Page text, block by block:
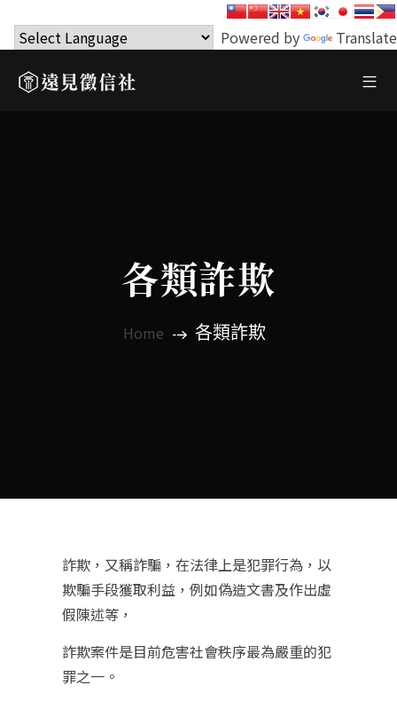
Powered by Translate
各類詐欺
Home 各類詐欺
詐欺，又稱詐騙，在法律上是犯罪行為，以
欺騙手段獲取利益，例如偽造文書及作出虛
假陳述等，
詐欺案件是目前危害社會秩序最為嚴重的犯
罪之一。